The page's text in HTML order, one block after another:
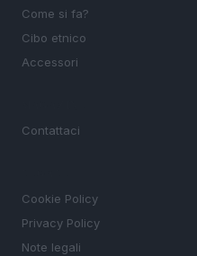
Come si fa?
Cibo etnico
Accessori
Contattaci
Cookie Policy
Privacy Policy
Note legali